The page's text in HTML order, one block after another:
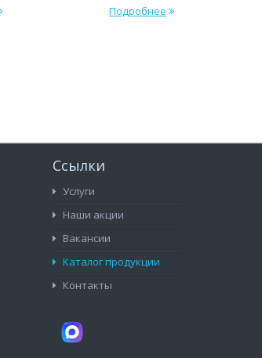
Подробнее
Ссылки
Услуги
Наши акции
Вакансии
Каталог продукции
Контакты